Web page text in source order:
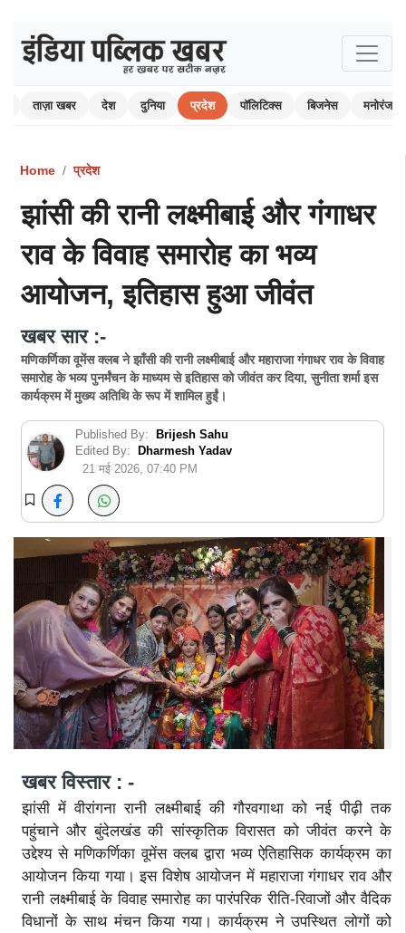
ताज़ा खबर देश दुनिया प्रदेश पॉलिटिक्स बिजनेस मनोरंजन
Home प्रदेश
झांसी की रानी लक्ष्मीबाई और गंगाधर
राव के विवाह समारोह का भव्य
आयोजन, इतिहास हुआ जीवंत
खबर सार :-
मणिकर्णिका वूमेंस क्लब ने झाँसी की रानी लक्ष्मीबाई और महाराजा गंगाधर राव के विवाह
समारोह के भव्य पुनर्मंचन के माध्यम से इतिहास को जीवंत कर दिया, सुनीता शर्मा इस
कार्यक्रम में मुख्य अतिथि के रूप में शामिल हुईं।
Published By:
Brijesh Sahu
Edited By:
Dharmesh Yadav
21 मई 2026, 07:40 PM
खबर विस्तार : -
झांसी में वीरांगना रानी लक्ष्मीबाई की गौरवगाथा को नई पीढ़ी तक
पहुंचाने और बुंदेलखंड की सांस्कृतिक विरासत को जीवंत करने के
उद्देश्य से मणिकर्णिका वूमेंस क्लब द्वारा भव्य ऐतिहासिक कार्यक्रम का
आयोजन किया गया। इस विशेष आयोजन में महाराजा गंगाधर राव और
रानी लक्ष्मीबाई के विवाह समारोह का पारंपरिक रीति-रिवाजों और वैदिक
विधानों के साथ मंचन किया गया। कार्यक्रम ने उपस्थित लोगों को